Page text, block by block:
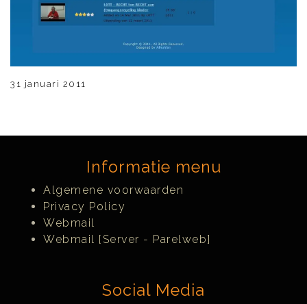
31 januari 2011
Informatie menu
Algemene voorwaarden
Privacy Policy
Webmail
Webmail [Server - Parelweb]
Social Media